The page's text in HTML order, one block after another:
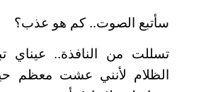
سأتبع الصوت.. كم هو عذب؟
تسللت من النافذة.. عيناي
الظلام لأنني عشت معظم